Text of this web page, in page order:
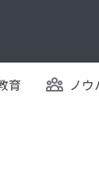
育 ノウ